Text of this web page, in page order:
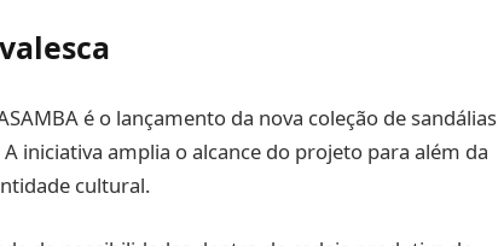
é o lançamento da nova coleção de sandálias
iniciativa amplia o alcance do projeto para além da
cultural.